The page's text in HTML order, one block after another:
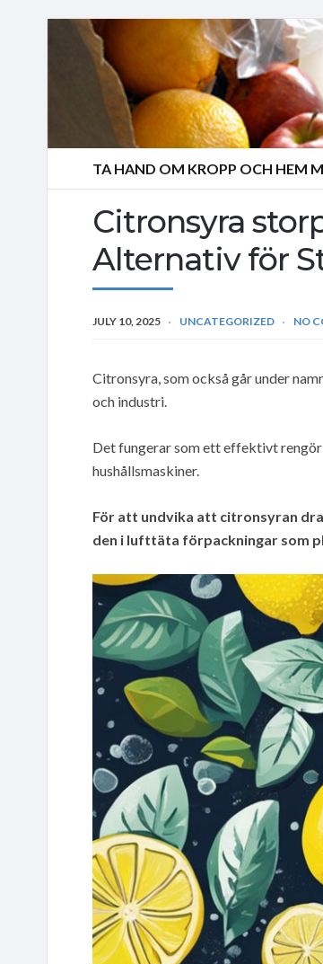
TA HAND OM KROPP OCH HEM
Citronsyra
Alternativ för
JULY 10, 2025 UNCATEGORIZED NO
Citronsyra, som också går under
och industri.
Det fungerar som ett effektivt
hushållsmaskiner.
För att undvika att citronsyran
den i lufttäta förpackningar som